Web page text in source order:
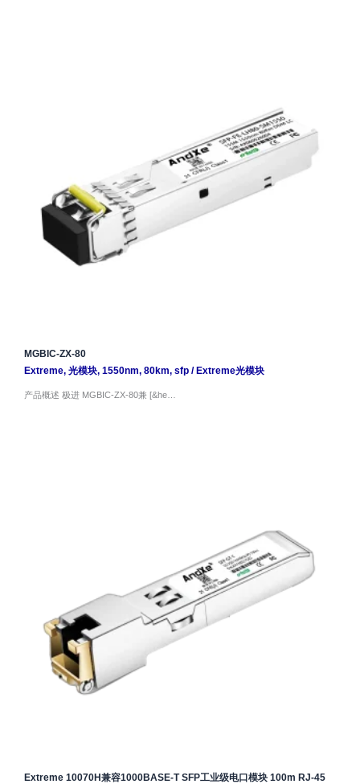
MGBIC-ZX-80
Extreme, 光模块, 1550nm, 80km, sfp/ Extreme光模块
产品概述 极进 MGBIC-ZX-80兼 [&he…
Extreme 10070H兼容1000BASE-T SFP工业级电口模块 100m RJ-45